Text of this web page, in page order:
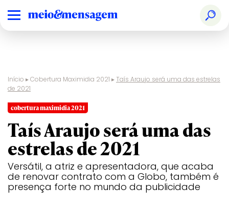
Início ▸Cobertura Maximidia 2021 ▸ Taís Araujo será uma das estrelas
de 2021
cobertura maximidia 2021
Taís Araujo será uma das
estrelas de 2021
Versátil, a atriz e apresentadora, que acaba
de renovar contrato com a Globo, também é
presença forte no mundo da publicidade